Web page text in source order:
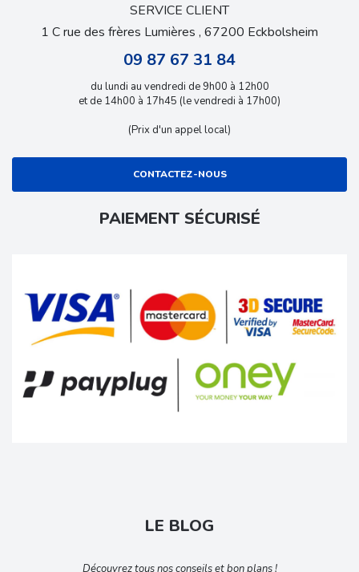
SERVICE CLIENT
1 C rue des frères Lumières , 67200 Eckbolsheim
09 87 67 31 84
du lundi au vendredi de 9h00 à 12h00
et de 14h00 à 17h45 (le vendredi à 17h00)
(Prix d'un appel local)
CONTACTEZ-NOUS
PAIEMENT SÉCURISÉ
LE BLOG
Découvrez tous nos conseils et bon plans !